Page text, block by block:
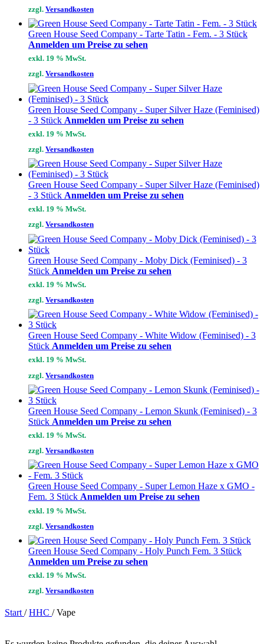
zzgl. Versandkosten
Green House Seed Company - Tarte Tatin - Fem. - 3 Stück
Anmelden um Preise zu sehen
exkl. 19 % MwSt.
zzgl. Versandkosten
Green House Seed Company - Super Silver Haze (Feminised)
- 3 Stück Anmelden um Preise zu sehen
exkl. 19 % MwSt.
zzgl. Versandkosten
Green House Seed Company - Super Silver Haze (Feminised)
- 3 Stück Anmelden um Preise zu sehen
exkl. 19 % MwSt.
zzgl. Versandkosten
Green House Seed Company - Moby Dick (Feminised) - 3
Stück Anmelden um Preise zu sehen
exkl. 19 % MwSt.
zzgl. Versandkosten
Green House Seed Company - White Widow (Feminised) - 3
Stück Anmelden um Preise zu sehen
exkl. 19 % MwSt.
zzgl. Versandkosten
Green House Seed Company - Lemon Skunk (Feminised) - 3
Stück Anmelden um Preise zu sehen
exkl. 19 % MwSt.
zzgl. Versandkosten
Green House Seed Company - Super Lemon Haze x GMO -
Fem. 3 Stück Anmelden um Preise zu sehen
exkl. 19 % MwSt.
zzgl. Versandkosten
Green House Seed Company - Holy Punch Fem. 3 Stück
Anmelden um Preise zu sehen
exkl. 19 % MwSt.
zzgl. Versandkosten
Start / HHC / Vape